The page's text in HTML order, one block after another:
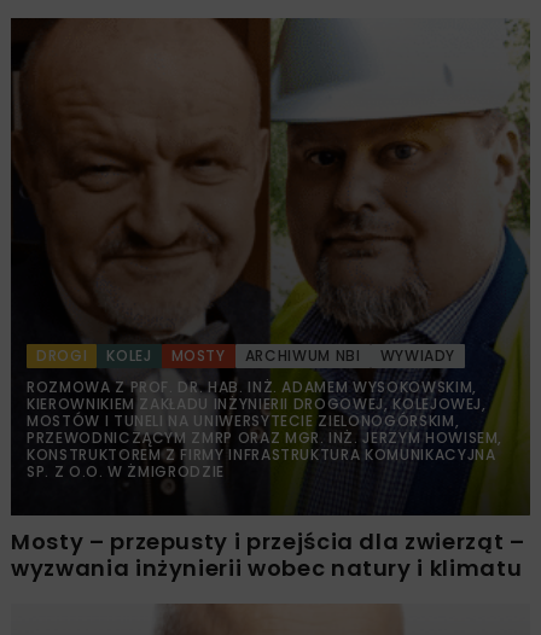
DROGI KOLEJ MOSTY ARCHIWUM NBI
WYWIADY
ROZMOWA Z PROF. DR. HAB. INŻ. ADAMEM WYSOKOWSKIM,
KIEROWNIKIEM ZAKŁADU INŻYNIERII DROGOWEJ, KOLEJOWEJ,
MOSTÓW I TUNELI NA UNIWERSYTECIE ZIELONOGÓRSKIM,
PRZEWODNICZĄCYM ZMRP ORAZ MGR. INŻ. JERZYM HOWISEM,
KONSTRUKTOREM Z FIRMY INFRASTRUKTURA KOMUNIKACYJNA
SP. Z O.O. W ŻMIGRODZIE
Mosty – przepusty i przejścia dla zwierząt –
wyzwania inżynierii wobec natury i klimatu